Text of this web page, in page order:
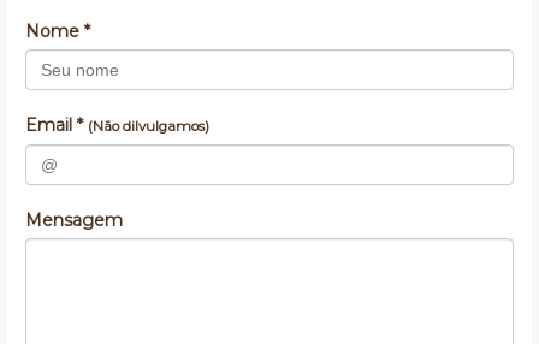
Nome *
Email * (Não dilvulgamos)
Mensagem